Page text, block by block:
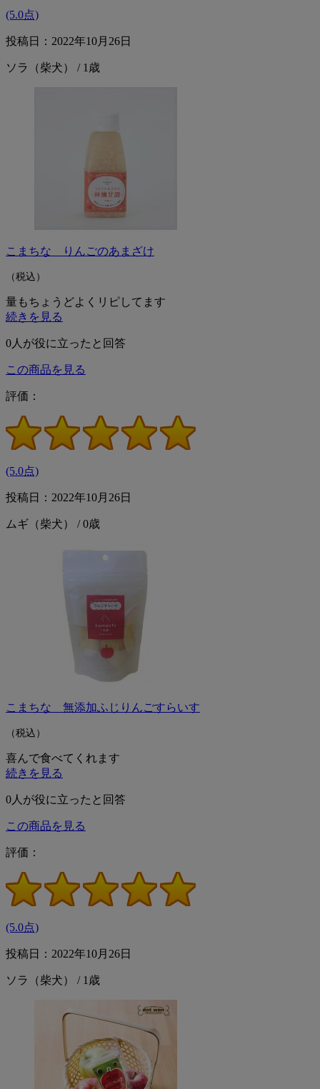
(5.0点)
投稿日：2022年10月26日
ソラ（柴犬） / 1歳
こまちな りんごのあまざけ
（税込）
量もちょうどよくリピしてます
続きを見る
0人が役に立ったと回答
この商品を見る
評価：
(5.0点)
投稿日：2022年10月26日
ムギ（柴犬） / 0歳
こまちな 無添加ふじりんごすらいす
（税込）
喜んで食べてくれます
続きを見る
0人が役に立ったと回答
この商品を見る
評価：
(5.0点)
投稿日：2022年10月26日
ソラ（柴犬） / 1歳